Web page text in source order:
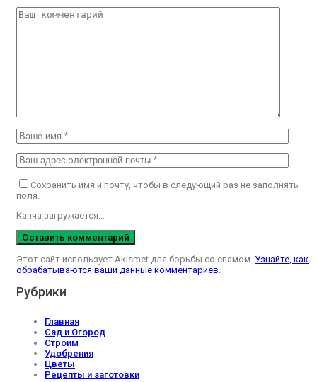
Сохранить имя и почту, чтобы в следующий раз не заполнять
поля.
Капча загружается...
Этот сайт использует Akismet для борьбы со спамом. Узнайте, как
обрабатываются ваши данные комментариев
Рубрики
Главная
Сад и Огород
Строим
Удобрения
Цветы
Рецепты и заготовки